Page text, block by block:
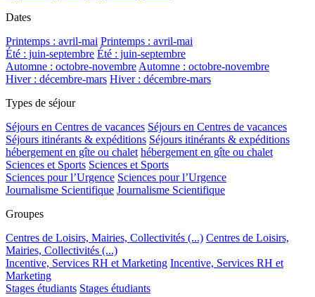
Dates
Printemps : avril-mai Printemps : avril-mai
Été : juin-septembre Été : juin-septembre
Automne : octobre-novembre Automne : octobre-novembre
Hiver : décembre-mars Hiver : décembre-mars
Types de séjour
Séjours en Centres de vacances Séjours en Centres de vacances
Séjours itinérants & expéditions Séjours itinérants & expéditions
hébergement en gîte ou chalet hébergement en gîte ou chalet
Sciences et Sports Sciences et Sports
Sciences pour l’Urgence Sciences pour l’Urgence
Journalisme Scientifique Journalisme Scientifique
Groupes
Centres de Loisirs, Mairies, Collectivités (...) Centres de Loisirs,
Mairies, Collectivités (...)
Incentive, Services RH et Marketing Incentive, Services RH et
Marketing
Stages étudiants Stages étudiants